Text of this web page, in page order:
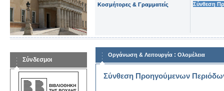
Κοσμήτορες & Γραμματείς Σύνθεση
Σύνδεσμοι
Οργάνωση & Λειτουργία : Ολομέλεια
Σύνθεση Προηγούμενων